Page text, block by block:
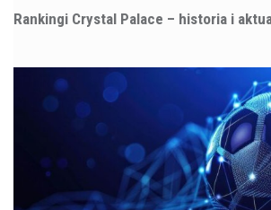
Rankingi Crystal Palace – historia i